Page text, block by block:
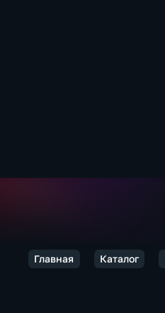
Главная Каталог